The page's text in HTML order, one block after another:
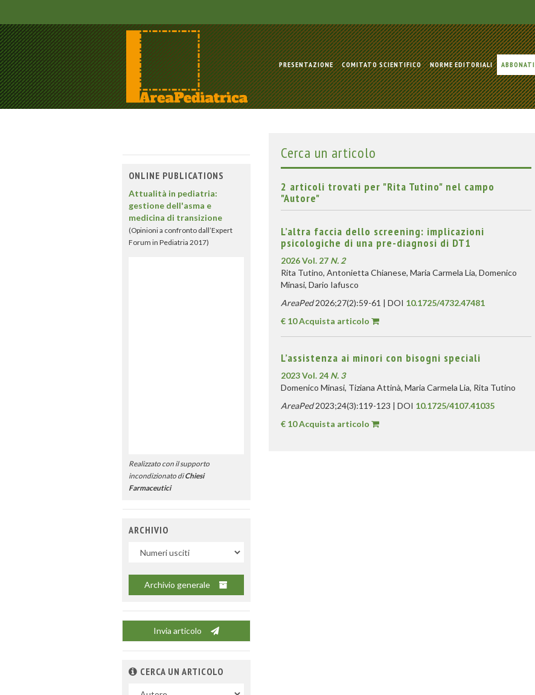
PRESENTAZIONE COMITATO SCIENTIFICO NORME EDITORIALI ABBONATI
Cerca un articolo
2 articoli trovati per "Rita Tutino" nel campo
"Autore"
L’altra faccia dello screening: implicazioni
psicologiche di una pre-diagnosi di DT1
2026 Vol. 27 N. 2
Rita Tutino, Antonietta Chianese, Maria Carmela Lia, Domenico
Minasi, Dario Iafusco
AreaPed2026;27(2):59-61 | DOI 10.1725/4732.47481
€ 10 Acquista articolo
L’assistenza ai minori con bisogni speciali
2023 Vol. 24 N. 3
Domenico Minasi, Tiziana Attinà, Maria Carmela Lia, Rita Tutino
AreaPed2023;24(3):119-123 | DOI 10.1725/4107.41035
€ 10 Acquista articolo
ONLINE PUBLICATIONS
Attualità in pediatria:
gestione dell'asma e
medicina di transizione
(Opinioni a confronto dall’Expert
Forum in Pediatria 2017)
Realizzato con il supporto
incondizionato diChiesi
Farmaceutici
ARCHIVIO
Archivio generale
Invia articolo
CERCA UN ARTICOLO